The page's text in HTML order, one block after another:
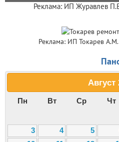
Реклама: ИП Журавлев
Реклама: ИП Токарев
Август
Пн Вт Ср Чт
3
4 5